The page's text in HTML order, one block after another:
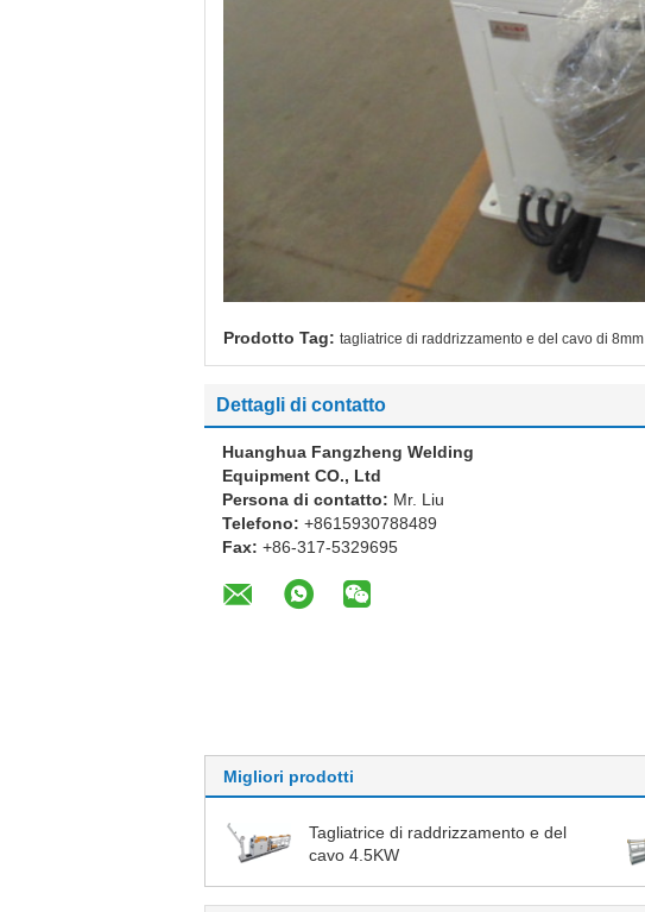
Prodotto Tag: tagliatrice di raddrizzamento e del cavo di 8mm
Dettagli di contatto
Huanghua Fangzheng Welding
Equipment CO., Ltd
Persona di contatto: Mr. Liu
Telefono: +8615930788489
Fax: +86-317-5329695
Migliori prodotti
Tagliatrice di raddrizzamento e del
cavo 4.5KW